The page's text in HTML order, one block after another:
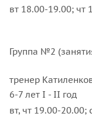
вт 18.00-19.00; чт
Группа №2
тренер
6-7 лет I - II год
вт, чт 19.00-20.00;